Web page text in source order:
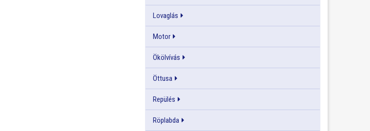
Lovaglás
Motor
Ökölvívás
Öttusa
Repülés
Röplabda